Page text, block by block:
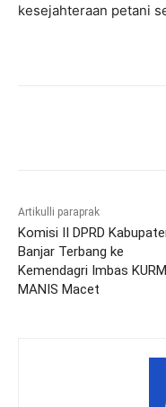
kesejahteraan petani
Artikulli paraprak
Komisi II DPRD
Banjar Terbang ke
Kemendagri Imbas
MANIS Macet